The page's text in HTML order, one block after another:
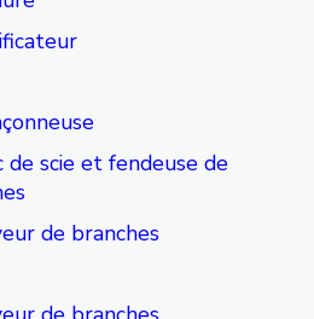
de scie et fendeuse de
de branches